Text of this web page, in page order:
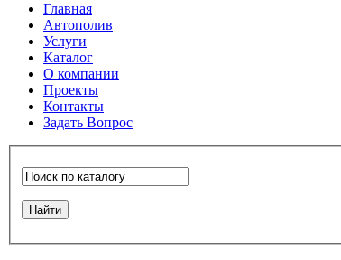
Главная
Автополив
Услуги
Каталог
О компании
Проекты
Контакты
Задать Вопрос